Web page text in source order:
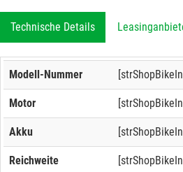
Technische Details
Modell-Nummer
Motor
Akku
Reichweite